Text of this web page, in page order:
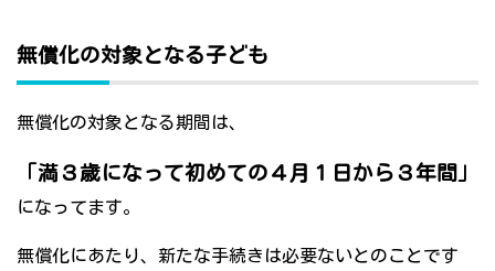
無償化の対象となる子ども
無償化の対象となる期間は、
「満３歳になって初めての４月１日から３年間」
になってます。
無償化にあたり、新たな手続きは必要ないとのことです